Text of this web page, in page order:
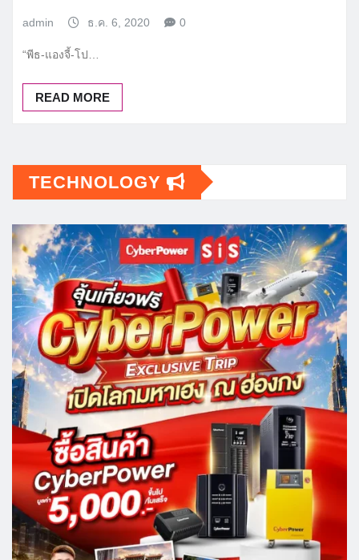
admin ธ.ค. 6, 2020 0
“พีธ-แองจี้-โป…
READ MORE
TECHNOLOGY